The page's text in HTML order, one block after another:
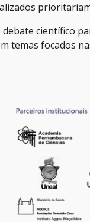
científico
temas focados